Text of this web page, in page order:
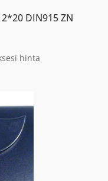
DIN915 ZN
hinta